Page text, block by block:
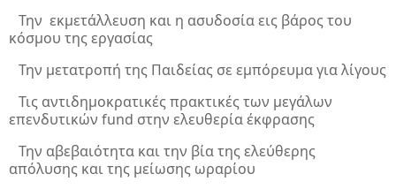
Την εκμετάλλευση και η ασυδοσία εις βάρος του
κόσμου της εργασίας
Την μετατροπή της Παιδείας σε εμπόρευμα για λίγους
Τις αντιδημοκρατικές πρακτικές των μεγάλων
επενδυτικών fund στην ελευθερία έκφρασης
Την αβεβαιότητα και την βία της ελεύθερης
απόλυσης και της μείωσης ωραρίου